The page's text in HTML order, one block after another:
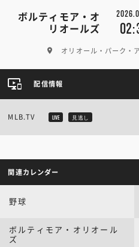
ボルティモア・オ
リオールズ
オリオール・パーク・
配信情報
MLB.TV LIVE 見逃し
関連カレンダー
野球
ボルティモア・オリオール
ズ